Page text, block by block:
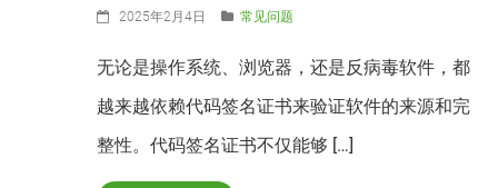
2025年2月4日 常见问题
无论是操作系统、浏览器，还是反病毒软件，都
越来越依赖代码签名证书来验证软件的来源和完
整性。代码签名证书不仅能够 […]